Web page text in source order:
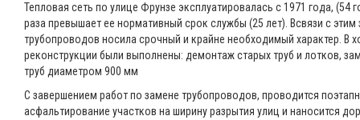
Тепловая сеть по улице Фрунзе эксплуатировалась с 1971 года, (54
раза превышает ее нормативный срок службы (25 лет). Всвязи с этим
трубопроводов носила срочный и крайне необходимый характер. В
реконструкции были выполнены: демонтаж старых труб и лотков,
труб диаметром 900 мм
С завершением работ по замене трубопроводов, проводится
асфальтирование участков на ширину разрытия улиц и наносится